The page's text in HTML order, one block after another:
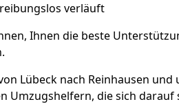
verläuft
Ihnen die beste
Lübeck nach Reinhausen und
Umzugshelfern, die sich darauf